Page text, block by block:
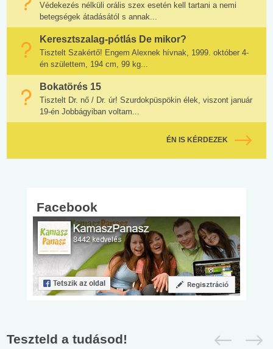
Védekezés nélküli orális szex esetén kell tartani a nemi
betegségek átadásától s annak...
Keresztszalag-pótlás De mikor?
Tisztelt Szakértő! Engem Alexnek hívnak, 1999. október 4-
én születtem, 194 cm, 99 kg...
Bokatörés 15
Tisztelt Dr. nő / Dr. úr! Szurdokpüspökin élek, viszont január
19-én Jobbágyiban voltam...
ÉN IS KÉRDEZEK
Facebook
Teszteld a tudásod!